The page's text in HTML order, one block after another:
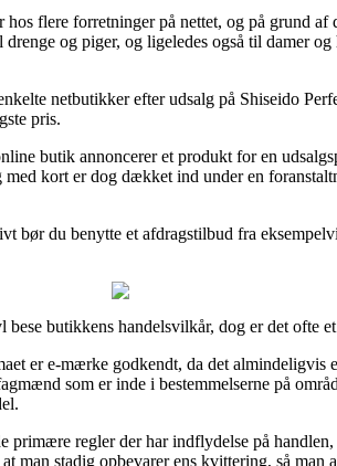
flere forretninger på nettet, og på grund af
og piger, og ligeledes også til damer og
netbutikker efter udsalg på Shiseido
pris.
butik annoncerer et produkt for en
kort er dog dækket ind under en
bør du benytte et afdragstilbud fra
butikkens handelsvilkår, dog er det ofte
er e-mærke godkendt, da det almindeligvis
som er inde i bestemmelserne på
regler der har indflydelse på
man stadig opbevarer ens kvittering, så man